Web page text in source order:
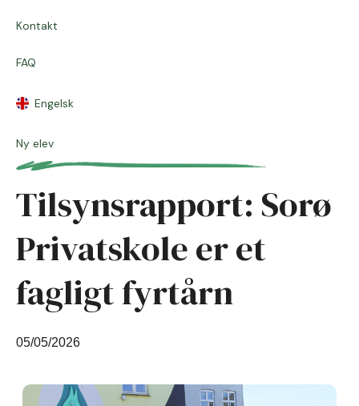
Kontakt
FAQ
Engelsk
Ny elev
Tilsynsrapport: Sorø
Privatskole er et
fagligt fyrtårn
05/05/2026